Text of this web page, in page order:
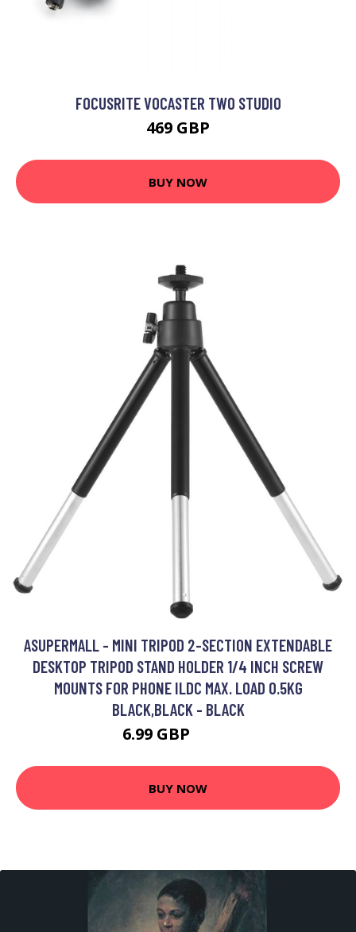
FOCUSRITE VOCASTER TWO STUDIO
469 GBP
BUY NOW
ASUPERMALL - MINI TRIPOD 2-SECTION EXTENDABLE
DESKTOP TRIPOD STAND HOLDER 1/4 INCH SCREW
MOUNTS FOR PHONE ILDC MAX. LOAD 0.5KG
BLACK,BLACK - BLACK
6.99 GBP
BUY NOW